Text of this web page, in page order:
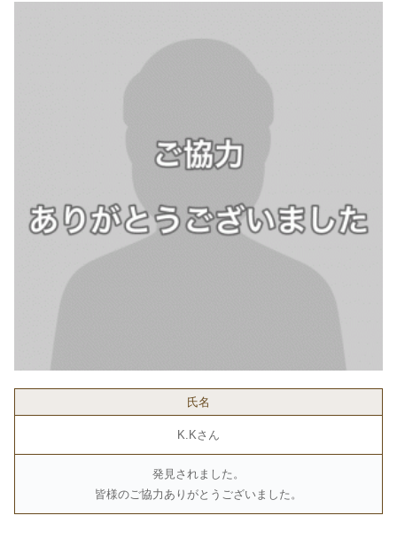
氏名
K.Kさん
発見されました。
皆様のご協力ありがとうございました。